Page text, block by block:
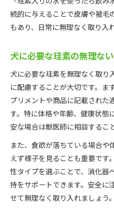
続的に与えることで皮膚や被毛
もあり、日常に無理なく取り入
犬に必要な珪素の無理な
犬に必要な珪素を無理なく取り
に配慮することが大切です。ま
プリメントや商品に記載された
す。特に体格や年齢、健康状態
安な場合は獣医師に相談するこ
また、食欲が落ちている場合
えず様子を見ることも重要です
性タイプを選ぶことで、消化器
持をサポートできます。安全に
せて無理なく取り入れましょう。